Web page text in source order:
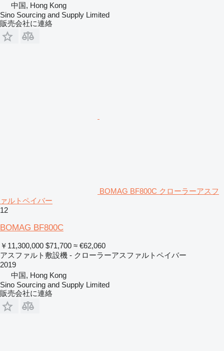
中国, Hong Kong
Sino Sourcing and Supply Limited
販売会社に連絡
BOMAG BF800C クローラーアスフ
ァルトペイバー
12
BOMAG BF800C
￥11,300,000 $71,700 ≈ €62,060
アスファルト敷設機 - クローラーアスファルトペイバー
2019
中国, Hong Kong
Sino Sourcing and Supply Limited
販売会社に連絡